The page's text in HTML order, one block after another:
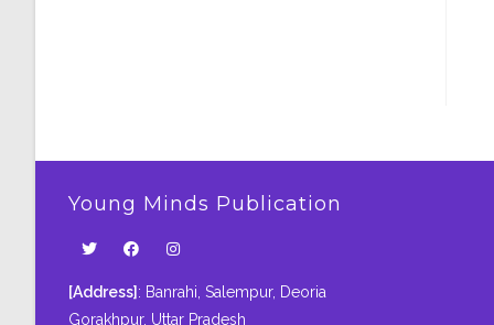
Young Minds Publication
[Address] : Banrahi, Salempur, Deoria
Gorakhpur, Uttar Pradesh